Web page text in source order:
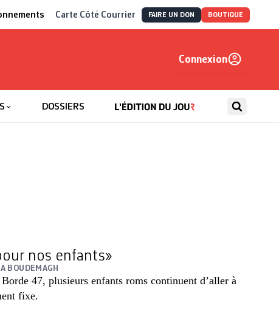
Carte Côté Courrier FAIRE UN DON BOUTIQUE
Connexion
DOSSIERS
nos enfants»
BOUDEMAGH
47, plusieurs enfants roms continuent d’aller à
fixe.